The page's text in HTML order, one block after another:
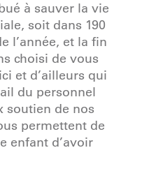
à sauver la vie
soit dans 190
l’année, et la fin
choisi de vous
et d’ailleurs qui
du personnel
soutien de nos
permettent de
enfant d’avoir